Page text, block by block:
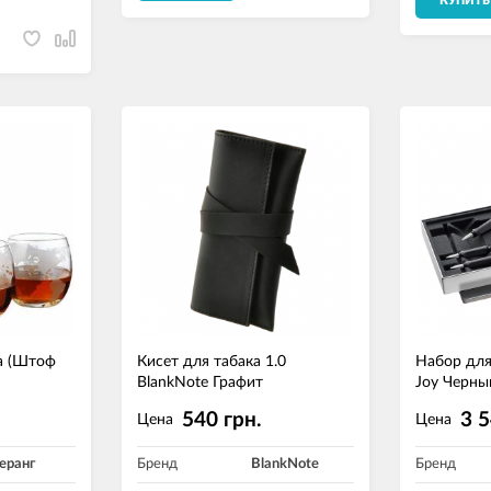
(Штоф
Кисет для табака 1.0
BlankNote Графит
Цена 540 грн.
Бренд BlankNote
Набор
Joy
Цена 3
Бренд